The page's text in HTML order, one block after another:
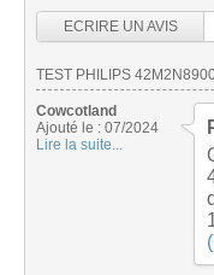
ECRIRE UN AVIS
TEST PHILIPS
Cowcotland
Ajouté le : 07/2024
Lire la suite...